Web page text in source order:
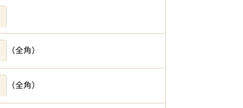
（全角）
（全角）